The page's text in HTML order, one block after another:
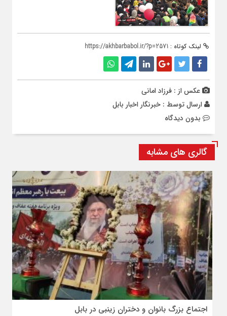
لینک کوتاه : https://akhbarbabol.ir/?p=2571
عکس از : فرزاد امانی
ارسال توسط : خبرنگار اخبار بابل
بدون دیدگاه
گالری های مشابه
اجتماع بزرگ بانوان و دختران زینبی در بابل